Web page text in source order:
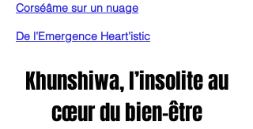
Corséâme sur un nuage
De l’Emergence Heart’istic
Khunshiwa, l’insolite au
cœur du bien-être